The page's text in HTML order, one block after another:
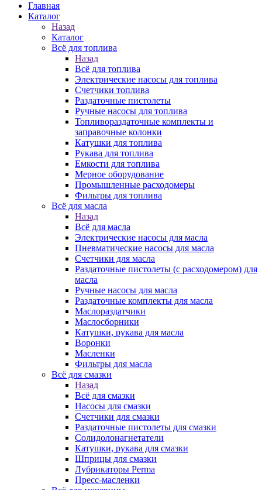
Главная
Каталог
Назад
Каталог
Всё для топлива
Назад
Всё для топлива
Электрические насосы для топлива
Счетчики топлива
Раздаточные пистолеты
Ручные насосы для топлива
Топливораздаточные комплекты и
заправочные колонки
Катушки для топлива
Рукава для топлива
Емкости для топлива
Мерное оборудование
Промышленные расходомеры
Фильтры для топлива
Всё для масла
Назад
Всё для масла
Электрические насосы для масла
Пневматические насосы для масла
Счетчики для масла
Раздаточные пистолеты (с расходомером) для
масла
Ручные насосы для масла
Раздаточные комплекты для масла
Маслораздатчики
Маслосборники
Катушки, рукава для масла
Воронки
Масленки
Фильтры для масла
Всё для смазки
Назад
Всё для смазки
Насосы для смазки
Счетчики для смазки
Раздаточные пистолеты для смазки
Солидолонагнетатели
Катушки, рукава для смазки
Шприцы для смазки
Лубрикаторы Perma
Пресс-масленки